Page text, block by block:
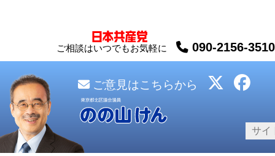
ご相談はいつでもお気軽に 090-2156-3510
ご意見はこちらから